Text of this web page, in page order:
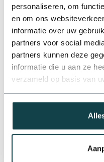
personaliseren, om
en om ons
informatie over uw
partners voor social
partners kunnen deze
informatie die u aan ze
verzameld op basis van
oplossing - wij hebben het
staat klaar om je te
producten. Neem bij
bellen naar0488-740 032
info@onlineberegening.nl.
ontwerpen van een
afgestemd op jouw
hoogwaardige producten
ervoor dat je tuin altijd